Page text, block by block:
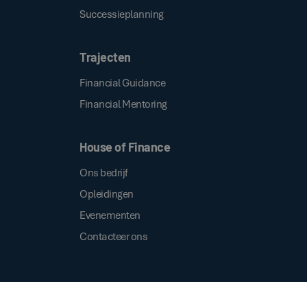
Successieplanning
Trajecten
Financial Guidance
Financial Mentoring
House of Finance
Ons bedrijf
Opleidingen
Evenementen
Contacteer ons